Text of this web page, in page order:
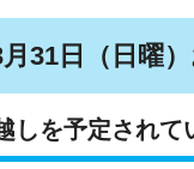
31日（日曜
しを予定されて